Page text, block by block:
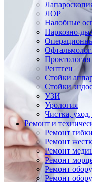
ЛОР
Налобные
Наркозно-
Проктология
Рентген
Стойки
Стойки
УЗИ
Урология
Чистка,
Ремонт и
Ремонт
Ремонт
Ремонт
Ремонт
Ремонт
Ремонт